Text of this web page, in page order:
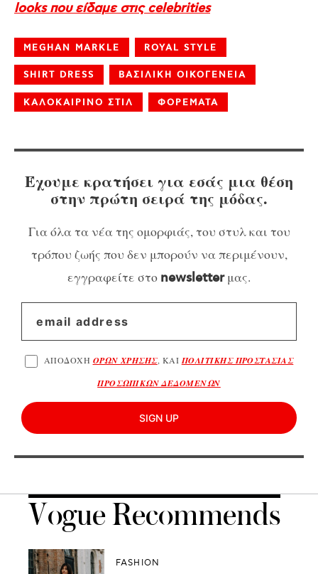
looks που είδαμε στις celebrities
MEGHAN MARKLE ROYAL STYLE
SHIRT DRESS ΒΑΣΙΛΙΚΗ ΟΙΚΟΓΕΝΕΙΑ
ΚΑΛΟΚΑΙΡΙΝΟ ΣΤΙΛ ΦΟΡΕΜΑΤΑ
Έχουμε κρατήσει για εσάς μια θέση
στην πρώτη σειρά της μόδας.
Για όλα τα νέα της ομορφιάς, του στυλ και του
τρόπου ζωής που δεν μπορούν να περιμένουν,
εγγραφείτε στο newsletterμας.
ΑΠΟΔΟΧΗ ΟΡΩΝ ΧΡΗΣΗΣ, ΚΑΙ ΠΟΛΙΤΙΚΗΣ ΠΡΟΣΤΑΣΙΑΣ
ΠΡΟΣΩΠΙΚΩΝ ΔΕΔΟΜΕΝΩΝ
SIGN UP
Vogue Recommends
FASHION